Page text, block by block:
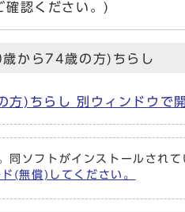
確認ください。)
歳から74歳の方)ちらし
)ちらし 別ウィンドウで
ソフトがインストールされて
無償)してください。